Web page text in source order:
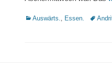
Kategorien
Auswärts. Essen.